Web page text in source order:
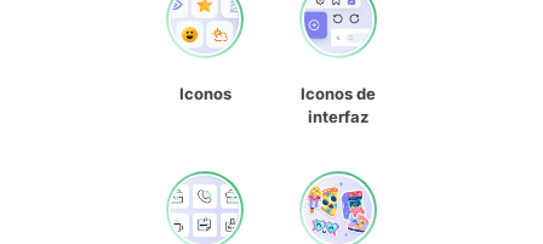
Iconos
Iconos de
interfaz